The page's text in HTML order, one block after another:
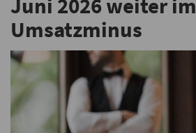
Umsatzminus